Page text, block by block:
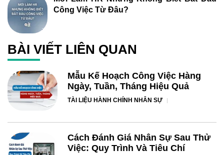
Công Việc Từ Đâu?
BÀI VIẾT LIÊN QUAN
Mẫu Kế Hoạch Công Việc Hàng
Ngày, Tuần, Tháng Hiệu Quả
TÀI LIỆU HÀNH CHÍNH NHÂN SỰ
Cách Đánh Giá Nhân Sự Sau Thử
Việc: Quy Trình Và Tiêu Chí